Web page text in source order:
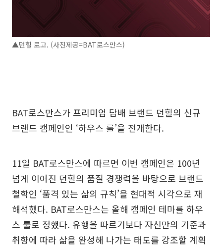
▲던힐 로고. (사진제공=BAT로스만스)
BAT로스만스가 프리미엄 담배 브랜드 던힐의 신규
브랜드 캠페인인 ‘하우스 룰’을 전개한다.
11일 BAT로스만스에 따르면 이번 캠페인은 100년
넘게 이어진 던힐의 품질 경쟁력을 바탕으로 브랜드
철학인 ‘품격 있는 삶의 규칙’을 현대적 시각으로 재
해석했다. BAT로스만스는 올해 캠페인 테마를 하우
스 룰로 정했다. 유행을 따르기보다 자신만의 기준과
취향에 따라 삶을 완성해 나가는 태도를 강조할 계획